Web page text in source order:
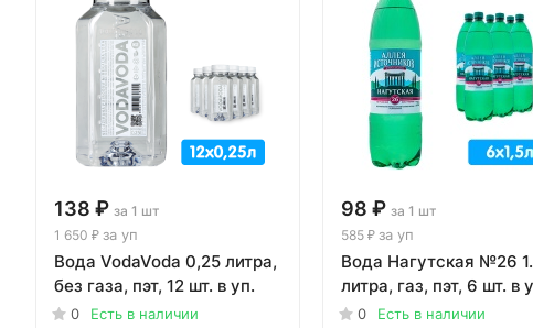
138 ₽ за 1 шт
1 650 ₽ за уп
Вода VodaVoda 0,25 литра,
без газа, пэт, 12 шт. в уп.
0
Есть в наличии
98 ₽ за 1 шт
585 ₽ за уп
Вода Нагутская №26
литра, газ, пэт, 6 шт. в
0
Есть в наличии